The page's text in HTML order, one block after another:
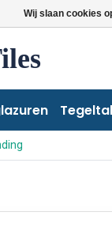
Wij slaan cookies